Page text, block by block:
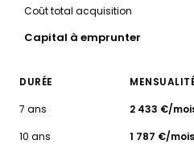
Coût total acquisition
Capital à emprunter
DURÉE
7 ans
2 433 €/
10 ans
1 787 €/mois